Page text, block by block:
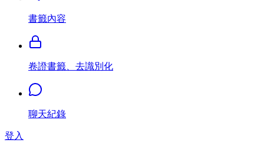
書籤內容
卷證書籤、去識別化
聊天紀錄
登入